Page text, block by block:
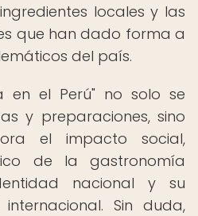
locales y las
que han dado forma a
del país.
en el Perú" no solo se
y preparaciones, sino
el impacto social,
de la gastronomía
nacional y su
Sin duda,